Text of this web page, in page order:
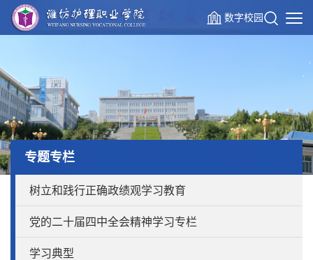
数字校园
专题专栏
树立和践行正确政绩观学习教育
党的二十届四中全会精神学习专栏
学习典型